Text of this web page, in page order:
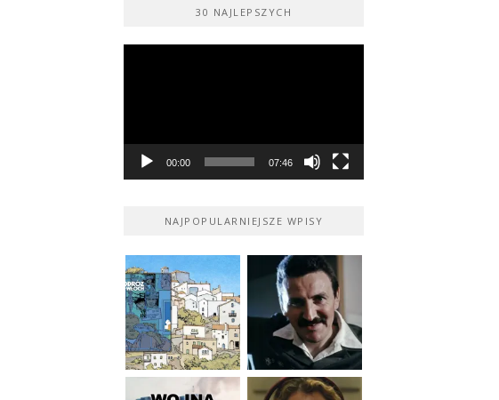
30 NAJLEPSZYCH
00:00 07:46
NAJPOPULARNIEJSZE WPISY